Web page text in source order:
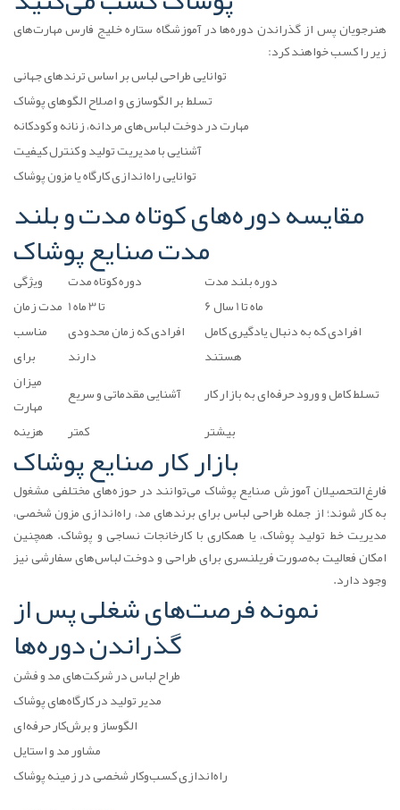
هنرجویان پس از گذراندن دوره‌ها در آموزشگاه ستاره خلیج فارس مهارت‌های
زیر را کسب خواهند کرد:
توانایی طراحی لباس بر اساس ترندهای جهانی
تسلط بر الگو‌سازی و اصلاح الگوهای پوشاک
مهارت در دوخت لباس‌های مردانه، زنانه و کودکانه
آشنایی با مدیریت تولید و کنترل کیفیت
توانایی راه‌اندازی کارگاه یا مزون پوشاک
مقایسه دوره‌های کوتاه مدت و بلند
مدت صنایع پوشاک
ویژگی دوره کوتاه مدت
دوره بلند مدت
مدت زمان
1 تا 3 ماه
6 ماه تا 1 سال
مناسب
برای
افرادی که زمان محدودی
دارند
افرادی که به دنبال یادگیری کامل
هستند
میزان
مهارت
آشنایی مقدماتی و سریع
تسلط کامل و ورود حرفه‌ای به بازار کار
هزینه
کمتر بیشتر
بازار کار صنایع پوشاک
فارغ‌التحصیلان آموزش صنایع پوشاک می‌توانند در حوزه‌های مختلفی مشغول
به کار شوند؛ از جمله طراحی لباس برای برندهای مد، راه‌اندازی مزون شخصی،
مدیریت خط تولید پوشاک، یا همکاری با کارخانجات نساجی و پوشاک. همچنین
امکان فعالیت به‌صورت فریلنسری برای طراحی و دوخت لباس‌های سفارشی نیز
وجود دارد.
نمونه فرصت‌های شغلی پس از
گذراندن دوره‌ها
طراح لباس در شرکت‌های مد و فشن
مدیر تولید در کارگاه‌های پوشاک
الگو‌ساز و برش‌کار حرفه‌ای
مشاور مد و استایل
راه‌اندازی کسب‌وکار شخصی در زمینه پوشاک